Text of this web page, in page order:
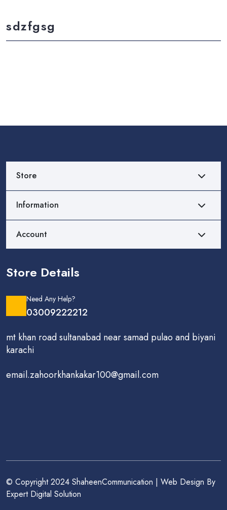
sdzfgsg
Store
Information
Account
Store Details
Need Any Help?
03009222212
mt khan road sultanabad near samad pulao and biyani
karachi
email.zahoorkhankakar100@gmail.com
© Copyright 2024 ShaheenCommunication | Web Design By
Expert Digital Solution